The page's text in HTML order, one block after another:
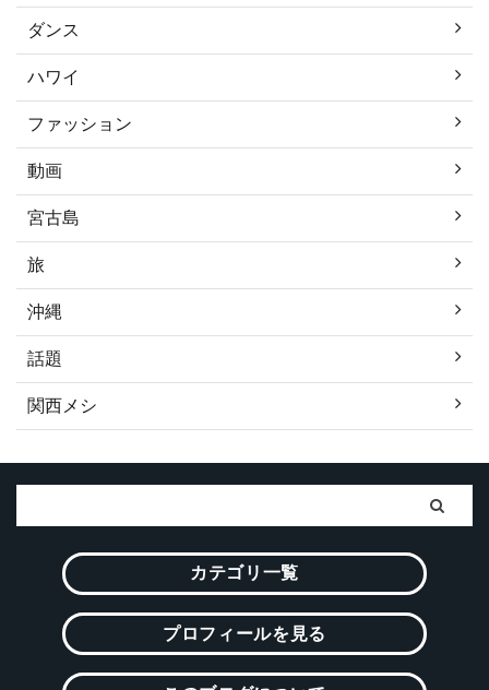
ダンス
ハワイ
ファッション
動画
宮古島
旅
沖縄
話題
関西メシ
カテゴリ一覧
プロフィールを見る